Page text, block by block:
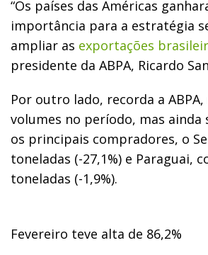
“Os países das Américas
importância para a estratégia
ampliar as exportações
presidente da ABPA, Ricardo
Por outro lado, recorda a
volumes no período, mas ainda
os principais compradores, o
toneladas (-27,1%) e Paraguai,
toneladas (-1,9%).
Fevereiro teve alta de 86,2%